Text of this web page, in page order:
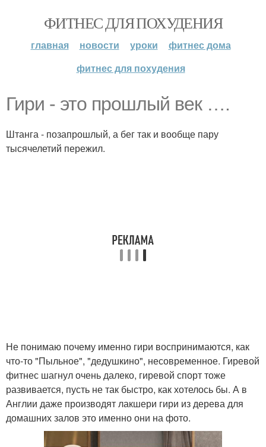
ФИТНЕС ДЛЯ ПОХУДЕНИЯ
главная новости уроки
фитнес дома
фитнес для похудения
Гири - это прошлый век ….
Штанга - позапрошлый, а бег так и вообще пару
тысячелетий пережил.
Не понимаю почему именно гири воспринимаются, как
что-то "Пыльное", "дедушкино", несовременное. Гиревой
фитнес шагнул очень далеко, гиревой спорт тоже
развивается, пусть не так быстро, как хотелось бы. А в
Англии даже производят лакшери гири из дерева для
домашних залов это именно они на фото.